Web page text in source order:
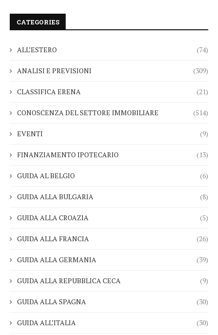
CATEGORIES
ALL’ESTERO (74)
ANALISI E PREVISIONI (309)
CLASSIFICA ERENA (21)
CONOSCENZA DEL SETTORE IMMOBILIARE (514)
EVENTI (9)
FINANZIAMENTO IPOTECARIO (13)
GUIDA AL BELGIO (6)
GUIDA ALLA BULGARIA (8)
GUIDA ALLA CROAZIA (5)
GUIDA ALLA FRANCIA (26)
GUIDA ALLA GERMANIA (39)
GUIDA ALLA REPUBBLICA CECA (9)
GUIDA ALLA SPAGNA (30)
GUIDA ALL’ITALIA (30)